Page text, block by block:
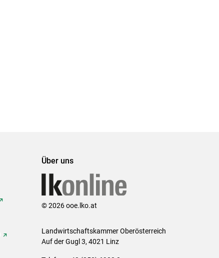
Über uns
© 2026 ooe.lko.at
Landwirtschaftskammer Oberösterreich
Auf der Gugl 3, 4021 Linz